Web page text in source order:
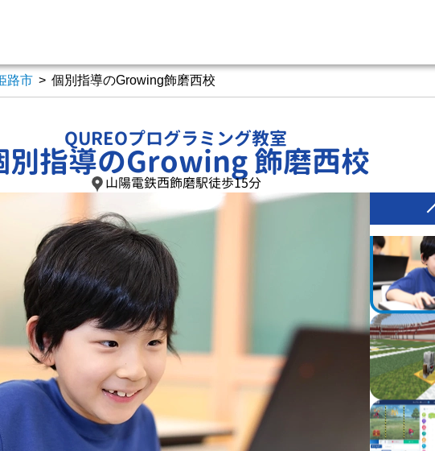
路市 > 個別指導のGrowing飾磨西校
QUREOプログラミング教室
別指導のGrowing 飾磨西校
山陽電鉄西飾磨駅徒歩15分